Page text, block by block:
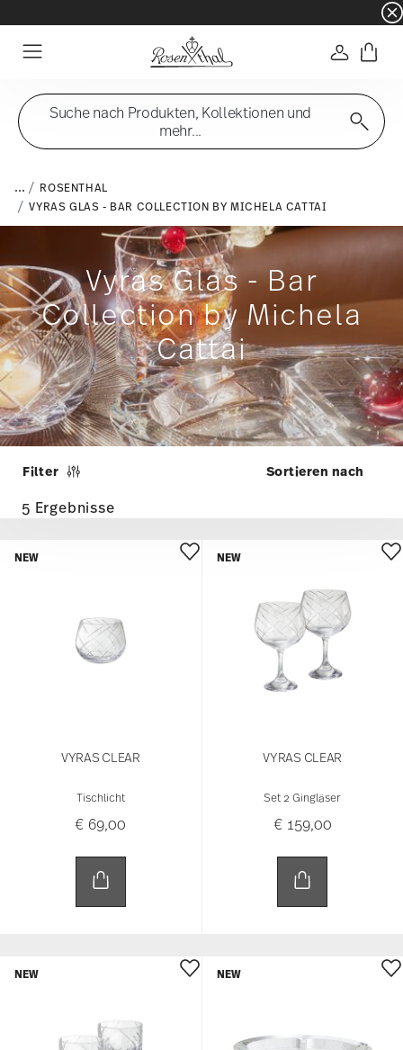
☀️ Summer SALE auf ausgewählte Artikel
Suche nach Produkten, Kollektionen und
mehr...
...
ROSENTHAL
VYRAS GLAS - BAR COLLECTION BY MICHELA CATTAI
Vyras Glas - Bar
Collection by Michela
Cattai
Filter
5 Ergebnisse
VYRAS CLEAR
Tischlicht
€ 69,00
NEW
VYRAS CLEAR
Set 2 Gingläser
€ 159,00
NEW
NEW NEW